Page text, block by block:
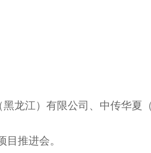
龙江）有限公司、中传华夏
推进会。